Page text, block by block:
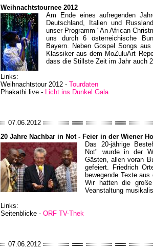
Weihnachtstournee 2012
Am Ende eines aufregenden
Deutschland, Italien und
unser Programm "An African
uns durch 6 österreichische
Bayern. Neben Gospel Songs
Klassiker aus dem MoZuluArt
dass die Stillste Zeit im Jahr auch
Links:
Weihnachtstour 2012 - Tourdaten
Phakathi live - Licht ins Dunkel Gala
07.06.2012
20 Jahre Nachbar in Not - Feier in der Wiener
Das 20-jährige
Not" wurde in der
Gästen, allen voran
gefeiert. Friedrich
bewegende Texte
Wir hatten die
Veanstaltung
Links:
Seitenblicke - ORF TV-Thek
07.06.2012